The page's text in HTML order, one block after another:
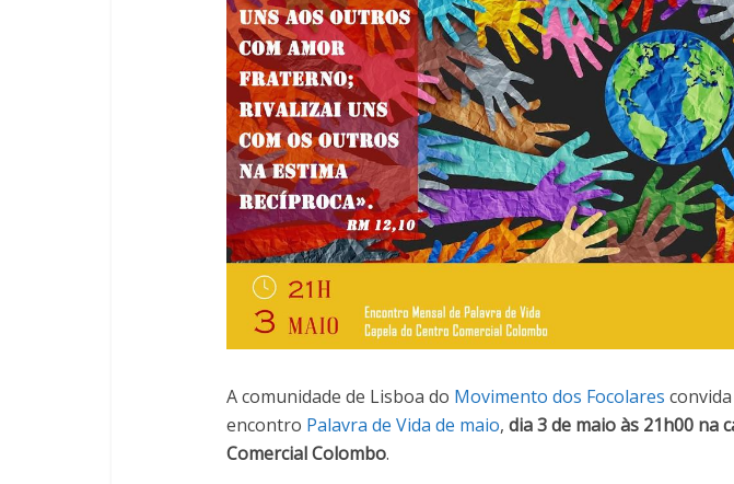
A comunidade de Lisboa do Movimento dos Focolares
encontro Palavra de Vida de maio, dia 3 de maio às 21h00 na
Comercial Colombo.